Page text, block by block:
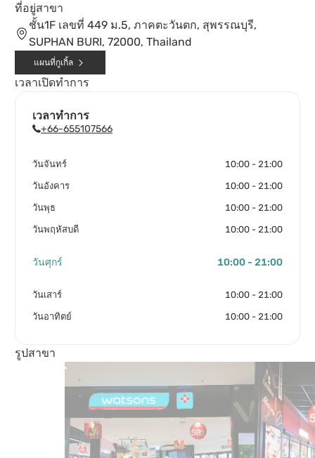
ที่อยู่สาขา
ชั้น1F เลขที่ 449 ม.5, ภาคตะวันตก, สุพรรณบุรี,
SUPHAN BURI, 72000, Thailand
แผนที่กูเกิ้ล
เวลาเปิดทำการ
เวลาทำการ
+66-655107566
วันจันทร์ 10:00 - 21:00
วันอังคาร 10:00 - 21:00
วันพุธ 10:00 - 21:00
วันพฤหัสบดี 10:00 - 21:00
วันศุกร์ 10:00 - 21:00
วันเสาร์ 10:00 - 21:00
วันอาทิตย์ 10:00 - 21:00
รูปสาขา